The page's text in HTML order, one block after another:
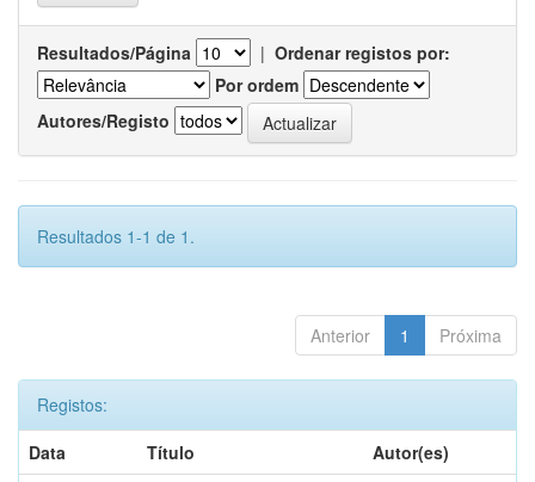
Resultados/Página | Ordenar registos por:
Por ordem
Autores/Registo
Resultados 1-1 de 1.
Anterior 1 Próxima
Registos:
Data
Título
Autor(es)